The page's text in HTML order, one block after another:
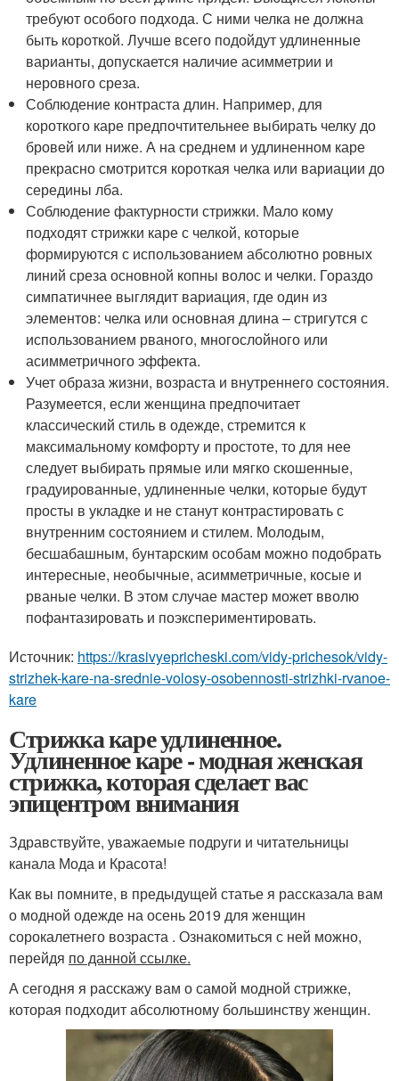
требуют особого подхода. С ними челка не должна
быть короткой. Лучше всего подойдут удлиненные
варианты, допускается наличие асимметрии и
неровного среза.
Соблюдение контраста длин. Например, для
короткого каре предпочтительнее выбирать челку до
бровей или ниже. А на среднем и удлиненном каре
прекрасно смотрится короткая челка или вариации до
середины лба.
Соблюдение фактурности стрижки. Мало кому
подходят стрижки каре с челкой, которые
формируются с использованием абсолютно ровных
линий среза основной копны волос и челки. Гораздо
симпатичнее выглядит вариация, где один из
элементов: челка или основная длина – стригутся с
использованием рваного, многослойного или
асимметричного эффекта.
Учет образа жизни, возраста и внутреннего состояния.
Разумеется, если женщина предпочитает
классический стиль в одежде, стремится к
максимальному комфорту и простоте, то для нее
следует выбирать прямые или мягко скошенные,
градуированные, удлиненные челки, которые будут
просты в укладке и не станут контрастировать с
внутренним состоянием и стилем. Молодым,
бесшабашным, бунтарским особам можно подобрать
интересные, необычные, асимметричные, косые и
рваные челки. В этом случае мастер может вволю
пофантазировать и поэкспериментировать.
Источник: https://krasivyepricheski.com/vidy-prichesok/vidy-
strizhek-kare-na-srednie-volosy-osobennosti-strizhki-rvanoe-
kare
Стрижка каре удлиненное.
Удлиненное каре - модная женская
стрижка, которая сделает вас
эпицентром внимания
Здравствуйте, уважаемые подруги и читательницы
канала Мода и Красота!
Как вы помните, в предыдущей статье я рассказала вам
о модной одежде на осень 2019 для женщин
сорокалетнего возраста . Ознакомиться с ней можно,
перейдя по данной ссылке.
А сегодня я расскажу вам о самой модной стрижке,
которая подходит абсолютному большинству женщин.